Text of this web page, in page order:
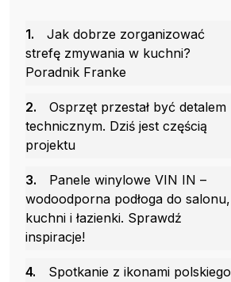
1.
Jak dobrze zorganizować
strefę zmywania w kuchni?
Poradnik Franke
2.
Osprzęt przestał być detalem
technicznym. Dziś jest częścią
projektu
3.
Panele winylowe VIN IN –
wodoodporna podłoga do salonu,
kuchni i łazienki. Sprawdź
inspiracje!
4.
Spotkanie z ikonami polskiego